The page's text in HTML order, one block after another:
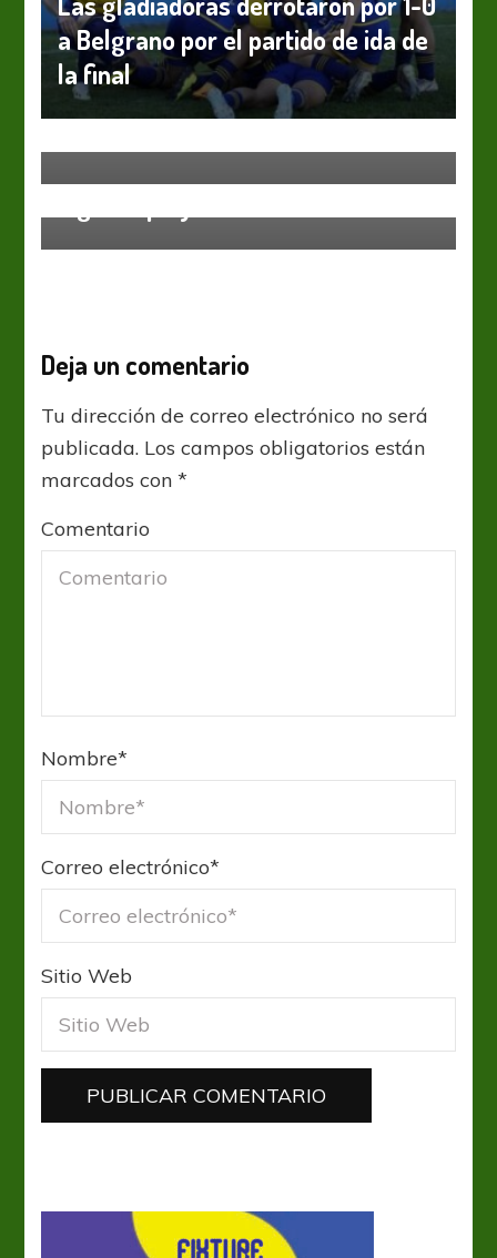
a Belgrano por el partido de ida de
la final
Fútbol Femenino Liga de La Costa
Social Las Toninas viaja a Villa
Deja un comentario
Tu dirección de correo electrónico no será
publicada. Los campos obligatorios están
marcados con*
Comentario
Nombre*
Correo electrónico*
Sitio Web